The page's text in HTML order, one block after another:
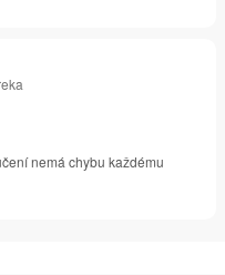
nemá chybu každému